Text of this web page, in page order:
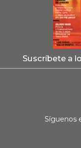
Suscríbete a
Síguenos